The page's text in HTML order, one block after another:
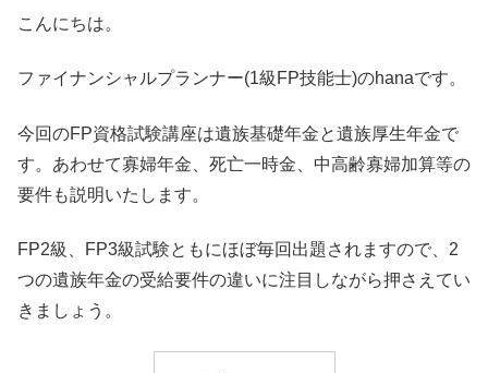
こんにちは。
ファイナンシャルプランナー(1級FP技能士)のhanaです。
今回のFP資格試験講座は遺族基礎年金と遺族厚生年金で
す。あわせて寡婦年金、死亡一時金、中高齢寡婦加算等の
要件も説明いたします。
FP2級、FP3級試験ともにほぼ毎回出題されますので、2
つの遺族年金の受給要件の違いに注目しながら押さえてい
きましょう。